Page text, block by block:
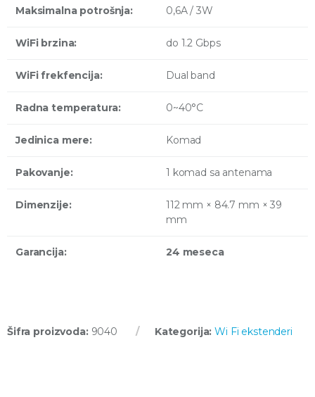
Maksimalna potrošnja: 0,6A / 3W
WiFi brzina: do 1.2 Gbps
WiFi frekfencija: Dual band
Radna temperatura: 0~40°C
Jedinica mere: Komad
Pakovanje: 1 komad sa antenama
Dimenzije:
112 mm × 84.7 mm × 39
mm
Garancija: 24 meseca
Šifra proizvoda: 9040 Kategorija:Wi Fi ekstenderi